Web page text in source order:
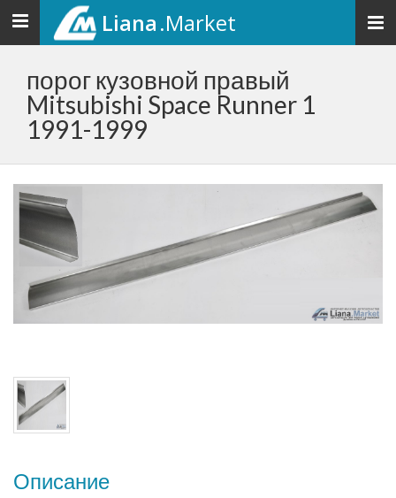
Toggle
navigation
Liana.Market
порог кузовной правый
Mitsubishi Space Runner 1
1991-1999
Описание